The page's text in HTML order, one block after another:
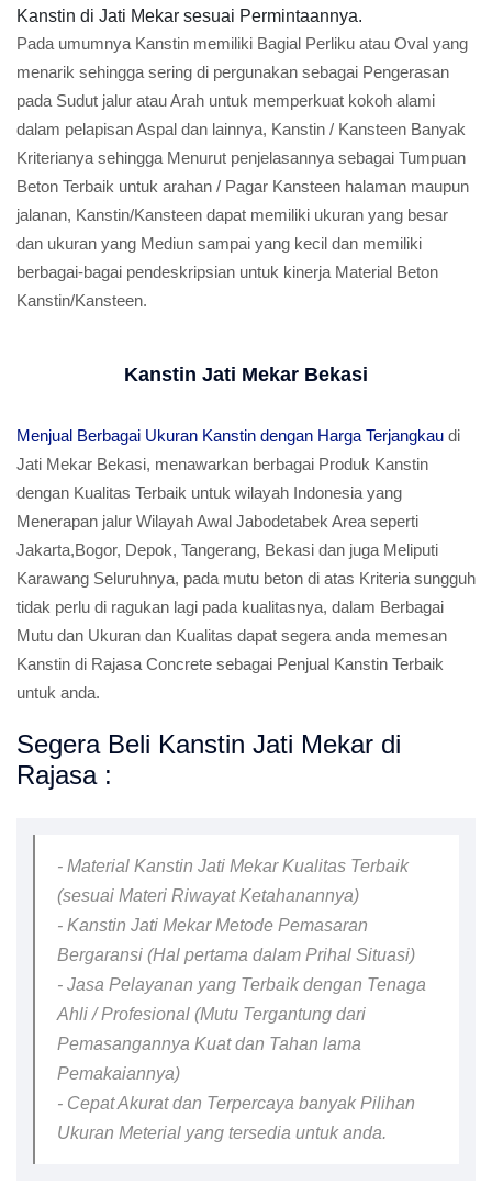
Kanstin di Jati Mekar sesuai Permintaannya.
Pada umumnya Kanstin memiliki Bagial Perliku atau Oval yang
menarik sehingga sering di pergunakan sebagai Pengerasan
pada Sudut jalur atau Arah untuk memperkuat kokoh alami
dalam pelapisan Aspal dan lainnya, Kanstin / Kansteen Banyak
Kriterianya sehingga Menurut penjelasannya sebagai Tumpuan
Beton Terbaik untuk arahan / Pagar Kansteen halaman maupun
jalanan, Kanstin/Kansteen dapat memiliki ukuran yang besar
dan ukuran yang Mediun sampai yang kecil dan memiliki
berbagai-bagai pendeskripsian untuk kinerja Material Beton
Kanstin/Kansteen.
Kanstin Jati Mekar Bekasi
Menjual Berbagai Ukuran Kanstin dengan Harga Terjangkau di
Jati Mekar Bekasi, menawarkan berbagai Produk Kanstin
dengan Kualitas Terbaik untuk wilayah Indonesia yang
Menerapan jalur Wilayah Awal Jabodetabek Area seperti
Jakarta,Bogor, Depok, Tangerang, Bekasi dan juga Meliputi
Karawang Seluruhnya, pada mutu beton di atas Kriteria sungguh
tidak perlu di ragukan lagi pada kualitasnya, dalam Berbagai
Mutu dan Ukuran dan Kualitas dapat segera anda memesan
Kanstin di Rajasa Concrete sebagai Penjual Kanstin Terbaik
untuk anda.
Segera Beli Kanstin Jati Mekar di
Rajasa :
- Material Kanstin Jati Mekar Kualitas Terbaik
(sesuai Materi Riwayat Ketahanannya)
- Kanstin Jati Mekar Metode Pemasaran
Bergaransi (Hal pertama dalam Prihal Situasi)
- Jasa Pelayanan yang Terbaik dengan Tenaga
Ahli / Profesional (Mutu Tergantung dari
Pemasangannya Kuat dan Tahan lama
Pemakaiannya)
- Cepat Akurat dan Terpercaya banyak Pilihan
Ukuran Meterial yang tersedia untuk anda.